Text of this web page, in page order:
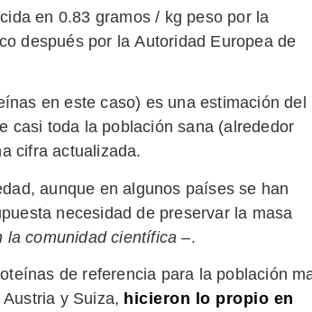
en 0.83 gramos / kg peso por la
después por la Autoridad Europea de
en este caso) es una estimación del
casi toda la población sana (alrededor
cifra actualizada.
aunque en algunos países se han
necesidad de preservar la masa
la comunidad científica –.
de referencia para la población
y Suiza, hicieron lo propio en